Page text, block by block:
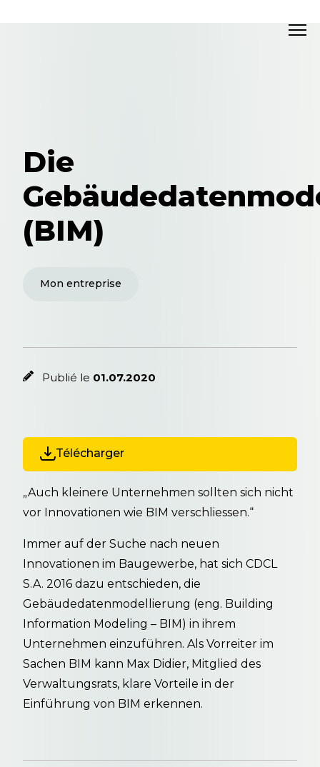
Die
(BIM)
Mon entreprise
Publié le 01.07.2020
Télécharger
„Auch kleinere Unternehmen sollten sich nicht
vor Innovationen wie BIM verschliessen.“
Immer auf der Suche nach neuen
Innovationen im Baugewerbe, hat sich CDCL
S.A. 2016 dazu entschieden, die
Gebäudedatenmodellierung (eng. Building
Information Modeling – BIM) in ihrem
Unternehmen einzuführen. Als Vorreiter im
Sachen BIM kann Max Didier, Mitglied des
Verwaltungsrats, klare Vorteile in der
Einführung von BIM erkennen.